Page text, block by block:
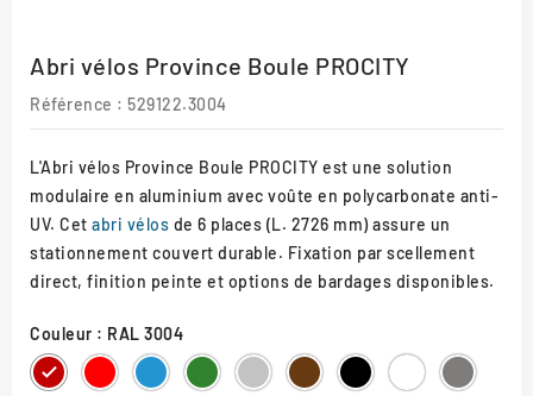
Abri vélos Province Boule PROCITY
Référence : 529122.3004
L'Abri vélos Province Boule PROCITY est une solution
modulaire en aluminium avec voûte en polycarbonate anti-
UV. Cet abri vélos de 6 places (L. 2726 mm) assure un
stationnement couvert durable. Fixation par scellement
direct, finition peinte et options de bardages disponibles.
Couleur : RAL 3004
RAL
3004
RAL
3020
RAL
5010
RAL
6005
RAL
7044
RAL
8017
RAL
9005
RAL
9010
Gris
Procity